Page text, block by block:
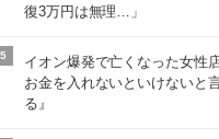
復3万円は無理…」
5
イオン爆発で亡くなった女性
お金を入れないといけないと
る』